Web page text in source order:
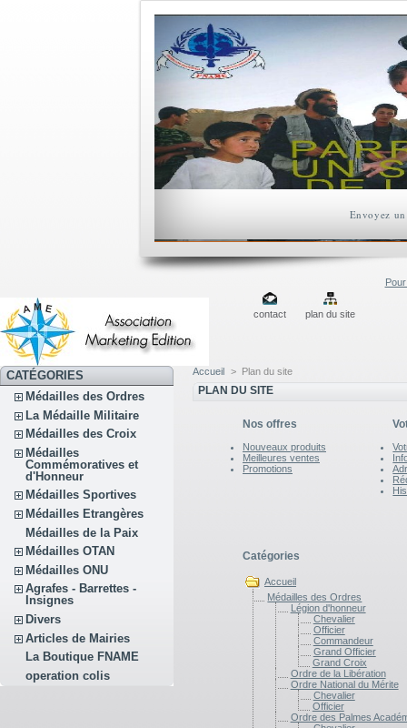
Envoyez
contact plan du site
CATÉGORIES
Médailles des Ordres
La Médaille Militaire
Médailles des Croix
Médailles
Commémoratives et
d'Honneur
Médailles Sportives
Médailles Etrangères
Médailles de la Paix
Médailles OTAN
Médailles ONU
Agrafes - Barrettes -
Insignes
Divers
Articles de Mairies
La Boutique FNAME
operation colis
Accueil > Plan du site
PLAN DU SITE
Nos offres
Nouveaux produits
Meilleures ventes
Promotions
Catégories
Accueil
Médailles des Ordres
Légion d'honneur
Chevalier
Officier
Commandeur
Grand Officier
Grand Croix
Ordre de la Libération
Ordre National du Mérite
Chevalier
Officier
Ordre des Palmes